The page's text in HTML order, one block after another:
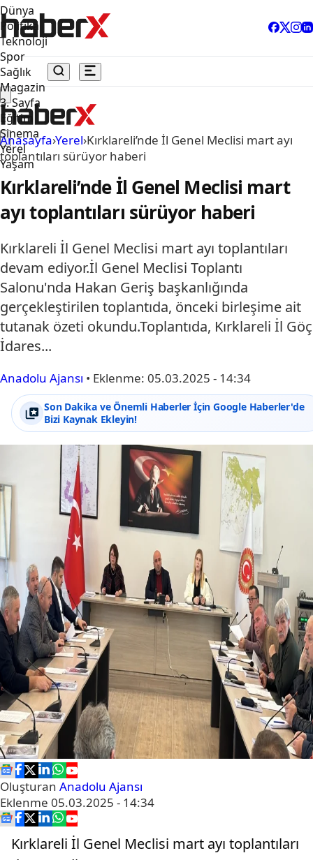
Dünya
Politika
Teknoloji
Spor
Sağlık
Magazin
3. Sayfa
Eğitim
Sinema
Yerel
Yaşam
Anasayfa›Yerel›Kırklareli’nde İl Genel Meclisi mart ayı
toplantıları sürüyor haberi
Kırklareli’nde İl Genel Meclisi mart
ayı toplantıları sürüyor haberi
Kırklareli İl Genel Meclisi mart ayı toplantıları
devam ediyor.İl Genel Meclisi Toplantı
Salonu'nda Hakan Geriş başkanlığında
gerçekleştirilen toplantıda, önceki birleşime ait
tutanak özeti okundu.Toplantıda, Kırklareli İl Göç
İdares...
Anadolu Ajansı • Eklenme: 05.03.2025 - 14:34
Son Dakika ve Önemli Haberler İçin Google Haberler'de
Bizi Kaynak Ekleyin!
Oluşturan Anadolu Ajansı
Eklenme 05.03.2025 - 14:34
Kırklareli İl Genel Meclisi mart ayı toplantıları